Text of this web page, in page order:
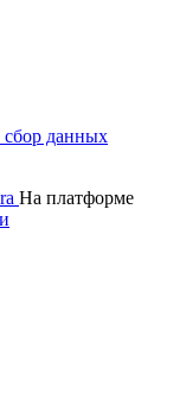
сбор данных
На платформе